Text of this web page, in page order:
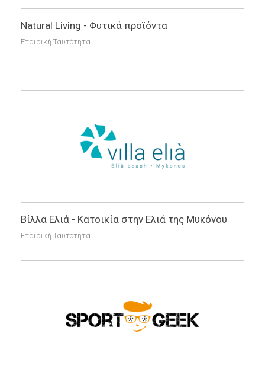
Natural Living - Φυτικά προϊόντα
Εταιρική Ταυτότητα
Βίλλα Ελιά - Κατοικία στην Ελιά της Μυκόνου
Εταιρική Ταυτότητα